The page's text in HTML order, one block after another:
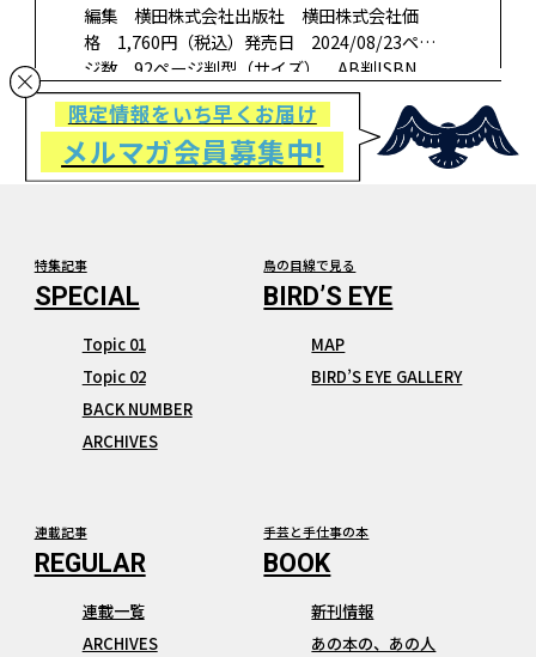
編集 横田株式会社出版社 横田株式会社価
格 1,760円（税込）発売日 2024/08/23ペー
ジ数 92ページ判型（サイズ） AB判ISBN
978-4908769283書籍紹介今年で9冊目のダルマ
パターンブックが発売です。 普段着に合わせる
だけで…
限定情報をいち早くお届け
メルマガ会員募集中!
特集記事
Topic 01
Topic 02
BACK NUMBER
ARCHIVES
鳥の目線で見る
MAP
BIRD’S EYE GALLERY
連載記事
連載一覧
ARCHIVES
手芸と手仕事の本
新刊情報
あの本の、あの人